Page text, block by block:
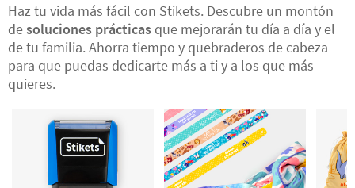
Haz tu vida más fácil con Stikets. Descubre un montón
desoluciones prácticas que mejorarán tu día a día y el
de tu familia. Ahorra tiempo y quebraderos de cabeza
para que puedas dedicarte más a ti y a los que más
quieres.